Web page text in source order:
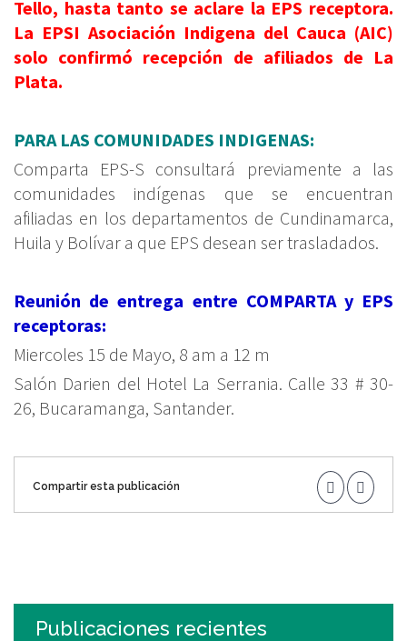
Tello, hasta tanto se aclare la EPS receptora.
La EPSI Asociación Indigena del Cauca (AIC)
solo confirmó recepción de afiliados de La
Plata.
PARA LAS COMUNIDADES INDIGENAS:
Comparta EPS-S consultará previamente a las
comunidades indígenas que se encuentran
afiliadas en los departamentos de Cundinamarca,
Huila y Bolívar a que EPS desean ser trasladados.
Reunión de entrega entre COMPARTA y EPS
receptoras:
Miercoles 15 de Mayo, 8 am a 12 m
Salón Darien del Hotel La Serrania. Calle 33 # 30-
26, Bucaramanga, Santander.
Compartir esta publicación
Publicaciones recientes